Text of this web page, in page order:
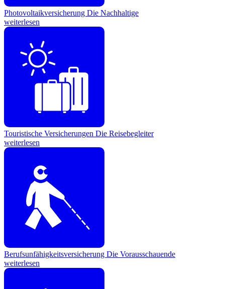
Photovoltaikversicherung Die Nachhaltige
weiterlesen
Touristische Versicherungen Die Reisebegleiter
weiterlesen
Berufsunfähigkeitsversicherung Die Vorausschauende
weiterlesen